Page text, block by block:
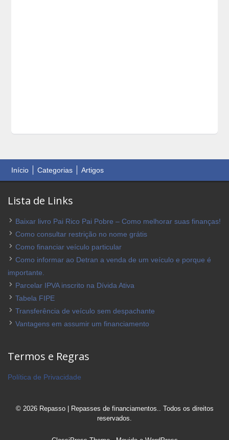
Início Categorias Artigos
Lista de Links
Baixar livro Pai Rico Pai Pobre – Como melhorar suas finanças!
Como consultar restrição no nome grátis
Como financiar veículo particular
Como informar ao Detran a venda de um veículo e porque é
importante.
Parcelar IPVA inscrito na Dívida Ativa
Tabela FIPE
Transferência de veículo sem despachante
Vantagens em assumir um financiamento
Termos e Regras
Política de Privacidade
© 2026 Repasso | Repasses de financiamentos.. Todos os direitos
reservados.